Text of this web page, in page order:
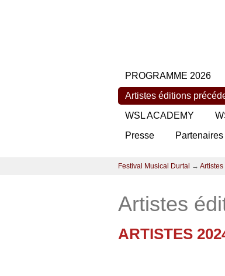
PROGRAMME 2026
Artistes éditions
WSL ACADEMY
Presse
Partenaires
Festival Musical Durtal →
Artistes
ARTISTES